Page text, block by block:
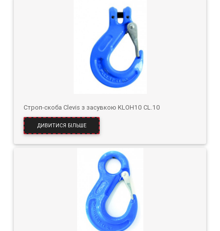
Строп-скоба Clevis з засувкою KLOH10 CL.10
ДИВИТИСЯ БІЛЬШЕ